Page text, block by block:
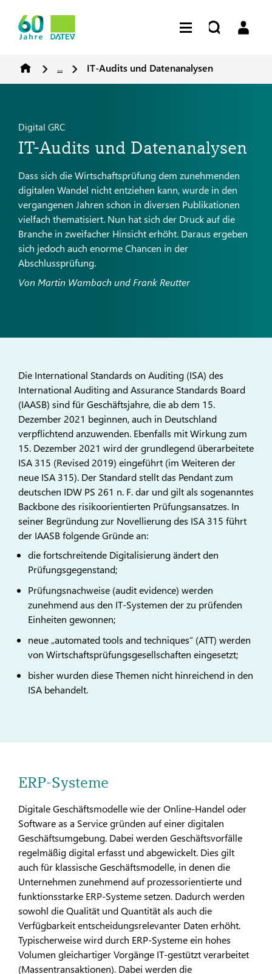
... IT-Audits und Datenanalysen
Digital GRC
IT-Audits und Datenanalysen
Dass sich die Wirtschaftsprüfung dem zunehmenden
digitalen Wandel nicht entziehen kann, wurde in den
vergangenen Jahren schon in diversen Publikationen
vielfach thematisiert. Nun hat sich der Druck auf die
Branche in zweifacher Hinsicht erhöht. Daraus ergeben
sich jedoch auch enorme Chancen in der
Abschlussprüfung.
Von Martin Wambach und Frank Reutter
Die International Standards on Auditing (ISA) des
Internatio­nal Auditing and Assurance Standards Board
(IAASB) sind für Geschäftsjahre, die ab dem 15.
Dezember 2021 beginnen, auch in Deutschland
verpflichtend anzuwenden. Ebenfalls mit Wirkung zum
15. Dezember 2021 wird der grundlegend überar­beitete
ISA 315 (Revised 2019) eingeführt (im Weiteren der
neue ISA 315). Der Standard stellt das Pendant zum
deutschen IDW PS 261 n. F. dar und gilt als sogenanntes
Backbone des risikoorientierten Prüfungsansatzes. In
seiner Begründung zur Novellierung des ISA 315 führt
der IAASB folgende Gründe an:
die fortschreitende Digitalisierung ändert den
Prüfungsge­genstand;
Prüfungsnachweise (audit evidence) werden
zunehmend aus den IT-Systemen der zu prüfenden
Einheiten gewonnen;
neue „automated tools and techniques“ (ATT) werden
von Wirtschaftsprüfungsgesellschaften eingesetzt;
bisher wurden diese Themen nicht hinreichend in den
ISA behandelt.
ERP-Systeme
Digitale Geschäftsmodelle wie der Online-Handel oder
Soft­ware as a Service gründen auf einer digitalen
Geschäftsum­gebung. Dabei werden Geschäftsvorfälle
regelmäßig digital erfasst und abgewickelt. Dies gilt
auch für klassische Ge­schäftsmodelle, in denen die
Unternehmen zunehmend auf prozessorientierte und
funktionsstarke ERP-Systeme setzen. Dadurch werden
sowohl die Qualität und Quantität als auch die
Verfügbarkeit entscheidungsrelevanter Daten erhöht.
Ty­pischerweise wird durch ERP-Systeme ein hohes
Volumen gleichartiger Vorgänge IT-gestützt verarbeitet
(Massentrans­aktionen). Dabei werden die